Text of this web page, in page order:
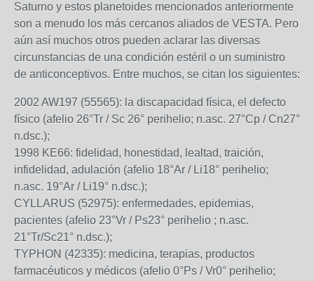
Saturno y estos planetoides mencionados anteriormente
son a menudo los más cercanos aliados de VESTA. Pero
aún así muchos otros pueden aclarar las diversas
circunstancias de una condición estéril o un suministro
de anticonceptivos. Entre muchos, se citan los siguientes:
2002 AW197 (55565): la discapacidad física, el defecto
físico (afelio 26°Tr / Sc 26° perihelio; n.asc. 27°Cp / Cn27°
n.dsc.);
1998 KE66: fidelidad, honestidad, lealtad, traición,
infidelidad, adulación (afelio 18°Ar / Li18° perihelio;
n.asc. 19°Ar / Li19° n.dsc.);
CYLLARUS (52975): enfermedades, epidemias,
pacientes (afelio 23°Vr / Ps23° perihelio ; n.asc.
21°Tr/Sc21° n.dsc.);
TYPHON (42335): medicina, terapias, productos
farmacéuticos y médicos (afelio 0°Ps / Vr0° perihelio;